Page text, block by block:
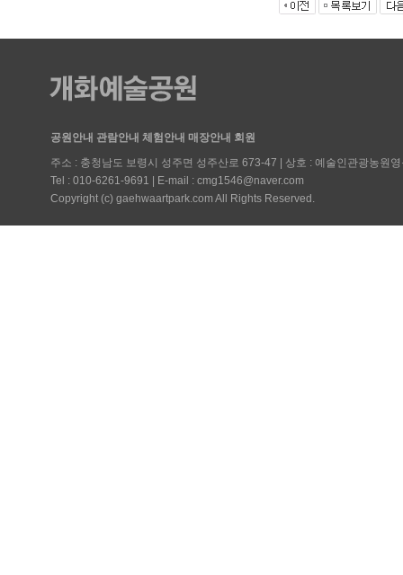
공원안내 관람안내 체험안내 매장안내 회원
주소 : 충청남도 보령시 성주면 성주산로 673-47 | 상호 : 예술인관광농원
Tel : 010-6261-9691 | E-mail : cmg1546@naver.com
Copyright (c) gaehwaartpark.com All Rights Reserved.